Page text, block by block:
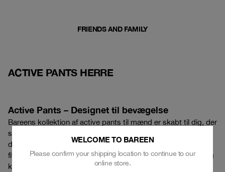
FRIENDS AND FAMILY
ACTIVE PANTS HERRE
Active Pants – Designet til bevægelse
Bareens kollektion af active pants til mænd er skabt til dig, der
stiller krav til både funktionalitet og udtryk. Her får du bukser,
der er designet til bevægelse – uanset om du er på vej i
fitnesscenteret, ude på en gåtur eller blot ønsker et sporty og
komfortabelt look i hverdagen. Med tekniske materialer,
WELCOME TO BAREEN
Please confirm your shipping location to continue to our
online store.